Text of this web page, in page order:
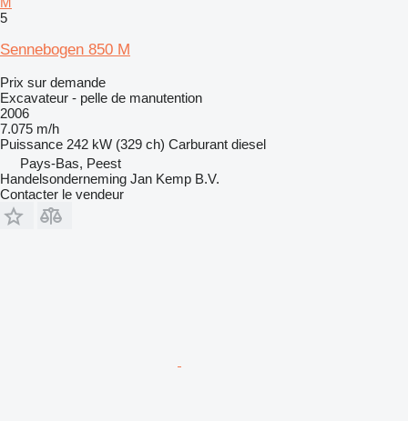
5
Sennebogen 850 M
Prix sur demande
Excavateur - pelle de manutention
2006
7.075 m/h
Puissance 242 kW (329 ch) Carburant diesel
Pays-Bas, Peest
Handelsonderneming Jan Kemp B.V.
Contacter le vendeur